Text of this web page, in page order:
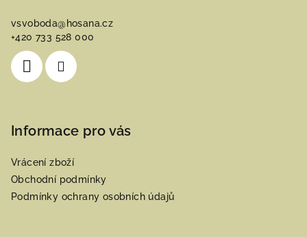
vsvoboda@ hosana.cz
+420 733 528 000
Informace pro vás
Vrácení zboží
Obchodní podmínky
Podmínky ochrany osobních údajů